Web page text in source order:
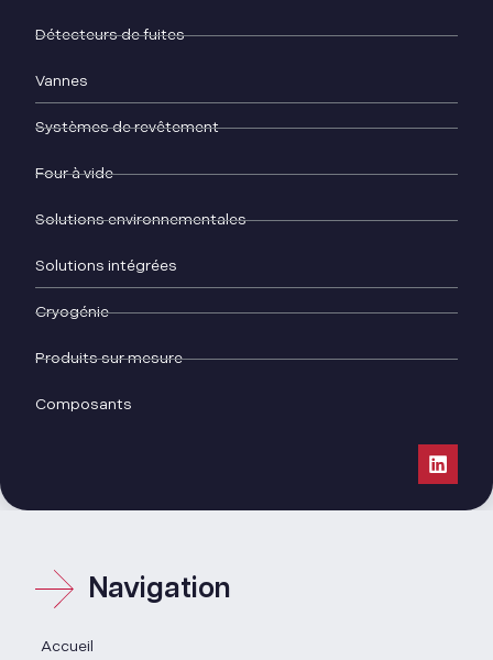
Détecteurs de fuites
Vannes
Systèmes de revêtement
Four à vide
Solutions environnementales
Solutions intégrées
Cryogénie
Produits sur mesure
Composants
Navigation
Accueil